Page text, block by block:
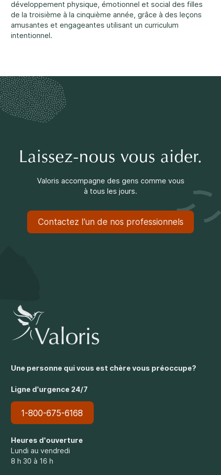
Faire une différence
développement physique, émotionnel et social des filles
de la troisième à la cinquième année, grâce à des leçons
amusantes et engageantes utilisant un curriculum
intentionnel.
Laissez-nous vous aider.
Valoris accompagne des gens comme vous
à tous les jours.
Contactez l’un de nos professionnels
Une personne qui vous est chère vous préoccupe?
Ligne d'urgence 24/7
1-800-675-6168
Heures d'ouverture
Lundi au vendredi
8 h 30 à 16 h